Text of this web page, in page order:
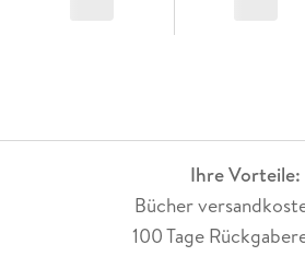
Ihre Vorteile:
Bücher
100 Tage